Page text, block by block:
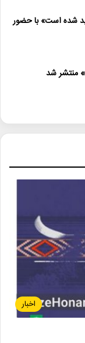
شده است» با حضور
منتشر شد
اخبار